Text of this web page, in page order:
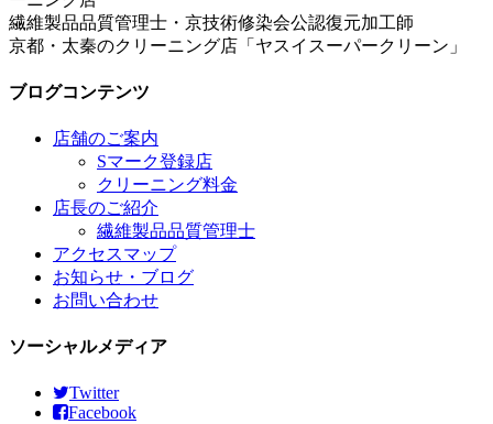
繊維製品品質管理士・京技術修染会公認復元加工師
京都・太秦のクリーニング店「ヤスイスーパークリーン」
ブログコンテンツ
店舗のご案内
Sマーク登録店
クリーニング料金
店長のご紹介
繊維製品品質管理士
アクセスマップ
お知らせ・ブログ
お問い合わせ
ソーシャルメディア
Twitter
Facebook